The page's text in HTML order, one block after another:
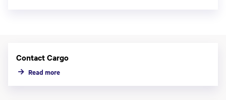
Contact Cargo
Read more